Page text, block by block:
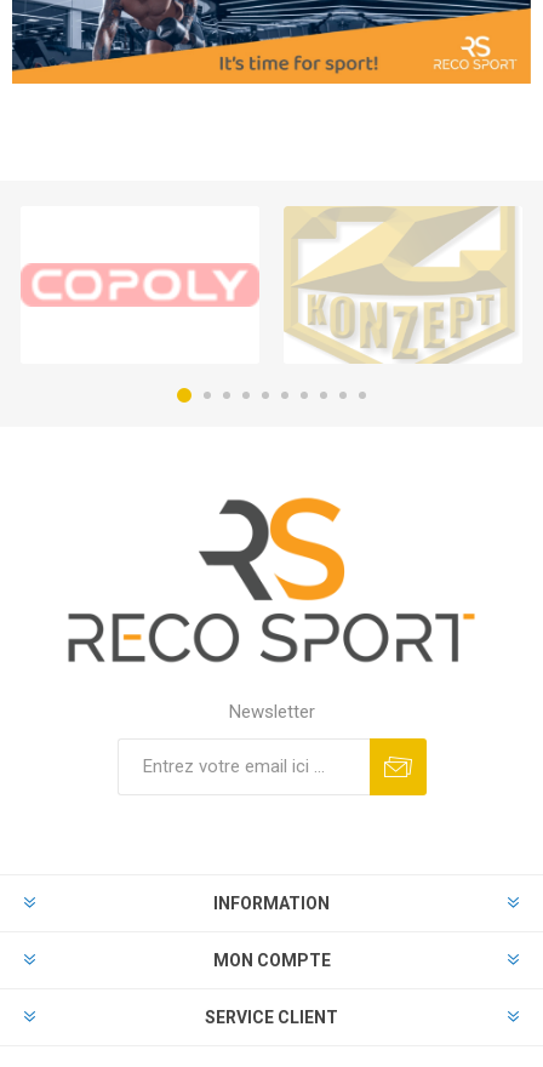
Newsletter
INFORMATION
MON COMPTE
SERVICE CLIENT